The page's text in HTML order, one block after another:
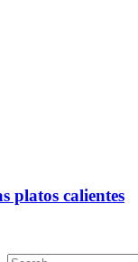
platos calientes